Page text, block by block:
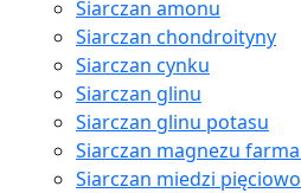
Siarczan amonu
Siarczan chondroityny
Siarczan cynku
Siarczan glinu
Siarczan glinu potasu
Siarczan magnezu
Siarczan miedzi